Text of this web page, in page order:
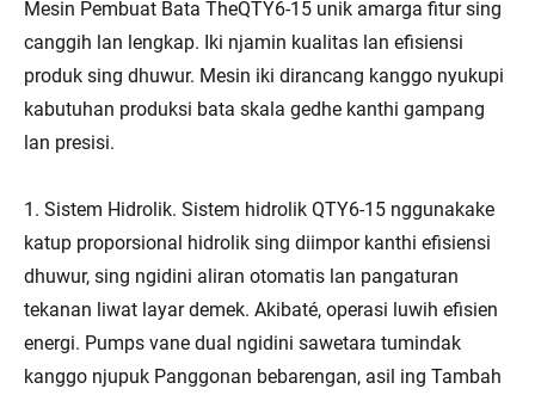
Mesin Pembuat Bata TheQTY6-15 unik amarga fitur sing
canggih lan lengkap. Iki njamin kualitas lan efisiensi
produk sing dhuwur. Mesin iki dirancang kanggo nyukupi
kabutuhan produksi bata skala gedhe kanthi gampang
lan presisi.
1. Sistem Hidrolik. Sistem hidrolik QTY6-15 nggunakake
katup proporsional hidrolik sing diimpor kanthi efisiensi
dhuwur, sing ngidini aliran otomatis lan pangaturan
tekanan liwat layar demek. Akibaté, operasi luwih efisien
energi. Pumps vane dual ngidini sawetara tumindak
kanggo njupuk Panggonan bebarengan, asil ing Tambah